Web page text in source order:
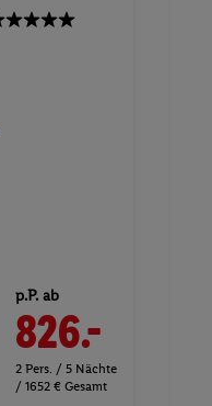
p.P. ab
826.-
2 Pers. / 5 Nächte
/ 1652 € Gesamt